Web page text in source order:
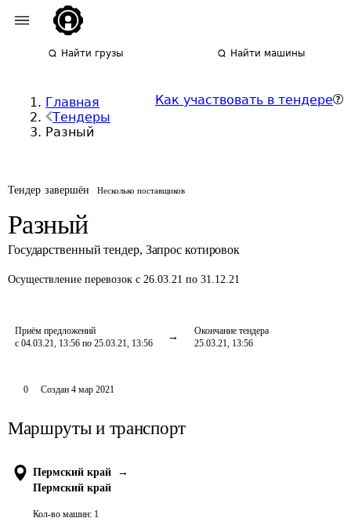
Найти грузы Найти машины
Главная
Тендеры
Разный
Как участвовать в тендере
Тендер завершён Несколько поставщиков
Разный
Государственный тендер, Запрос котировок
Осуществление перевозок с 26.03.21 по 31.12.21
Приём предложений
с 04.03.21, 13:56 по 25.03.21, 13:56
Окончание тендера
25.03.21, 13:56
0 Создан 4 мар 2021
Маршруты и транспорт
Пермский край
→
Пермский край
Кол-во машин: 1